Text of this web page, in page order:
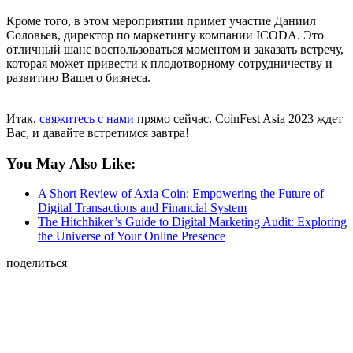
Кроме того, в этом мероприятии примет участие Даниил
Соловьев, директор по маркетингу компании ICODA. Это
отличный шанс воспользоваться моментом и заказать встречу,
которая может привести к плодотворному сотрудничеству и
развитию Вашего бизнеса.
Итак, свяжитесь с нами прямо сейчас. CoinFest Asia 2023 ждет
Вас, и давайте встретимся завтра!
You May Also Like:
A Short Review of Axia Coin: Empowering the Future of
Digital Transactions and Financial System
The Hitchhiker’s Guide to Digital Marketing Audit: Exploring
the Universe of Your Online Presence
поделиться